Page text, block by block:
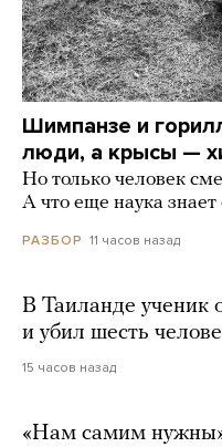
Шимпанзе и
люди, а крысы —
Но только человек
А что еще наука знает
РАЗБОР 11 часов назад
В Таиланде ученик
и убил шесть
15 часов назад
«Нам самим